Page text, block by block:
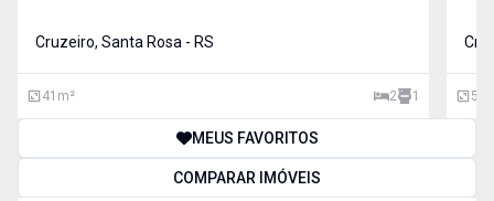
Cruzeiro, Santa Rosa - RS
41 m² 2 1 54
MEUS FAVORITOS
COMPARAR IMÓVEIS